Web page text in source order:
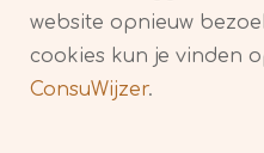
website opnieuw
cookies kun je vinden
ConsuWijzer.